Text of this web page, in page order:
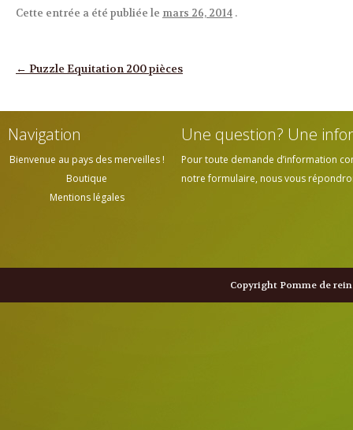
Cette entrée a été publiée le mars 26, 2014 .
Navigation des articles
← Puzzle Equitation 200 pièces
Navigation
Bienvenue au pays des merveilles !
Boutique
Mentions légales
Une question? Une
Pour toute demande d’information
notre formulaire, nous vous
Copyright Pomme de